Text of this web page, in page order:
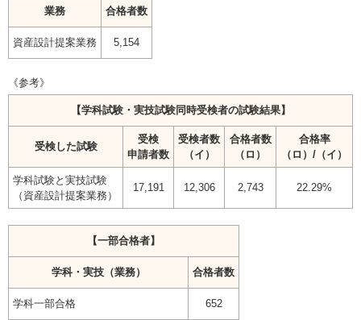
業務 合格者数
資産設計提案業務 5,154
《参考》
【学科試験・実技試験同時受検者の試験結果】
受検した試験
受検
申請者数
受検者数
（イ）
合格者数
（ロ）
合格率
（ロ）/（イ）
学科試験と実技試験
（資産設計提案業務）
17,191 12,306 2,743 22.29%
【一部合格者】
学科・実技（業務） 合格者数
学科一部合格 652